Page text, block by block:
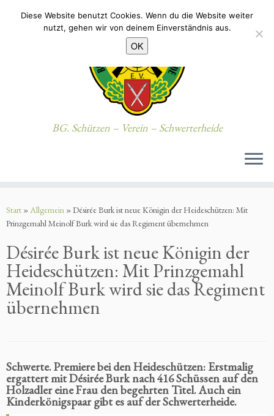
Inhalt
springen
BG. Schützen – Verein – Schwerterheide
Start »Allgemein »Désirée Burk ist neue Königin der Heideschützen: Mit
Prinzgemahl Meinolf Burk wird sie das Regiment übernehmen
Désirée Burk ist neue Königin der
Heideschützen: Mit Prinzgemahl
Meinolf Burk wird sie das Regiment
übernehmen
Schwerte. Premiere bei den Heideschützen: Erstmalig
ergattert mit Désirée Burk nach 416 Schüssen auf den
Holzadler eine Frau den begehrten Titel. Auch ein
Kinderkönigspaar gibt es auf der Schwerterheide.
Diese Website benutzt Cookies. Wenn du die Website weiter
nutzt, gehen wir von deinem Einverständnis aus.
OK